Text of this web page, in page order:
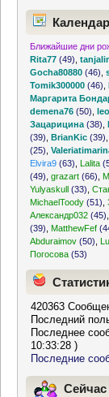
Ближайшие дни
Rita77 (49) ,
Gocha80880 (46) ,
Tomik300000 (46) ,
Маргарита
demena76 (50) ,
Зацарицина (38) ,
(39) ,BrianKic (39)
(25) ,
Elvira9 (63) Lalita
(49) ,grazart (66)
Yulyaskull (33) ,
MichaelToody (51) ,
Александр032 (45)
(39)
MatthewFef
Abduraimov (50)
Погосова (53)
420363
Последний
Последнее
10:33:28 )
Последние